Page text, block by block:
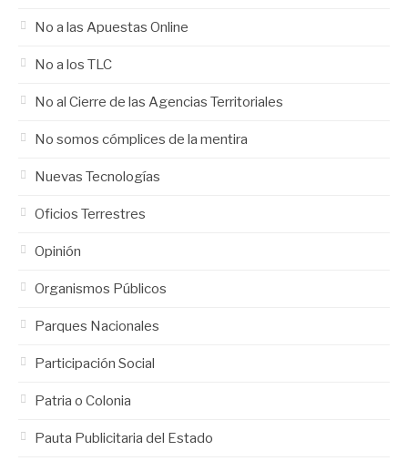
No a las Apuestas Online
No a los TLC
No al Cierre de las Agencias Territoriales
No somos cómplices de la mentira
Nuevas Tecnologías
Oficios Terrestres
Opinión
Organismos Públicos
Parques Nacionales
Participación Social
Patria o Colonia
Pauta Publicitaria del Estado